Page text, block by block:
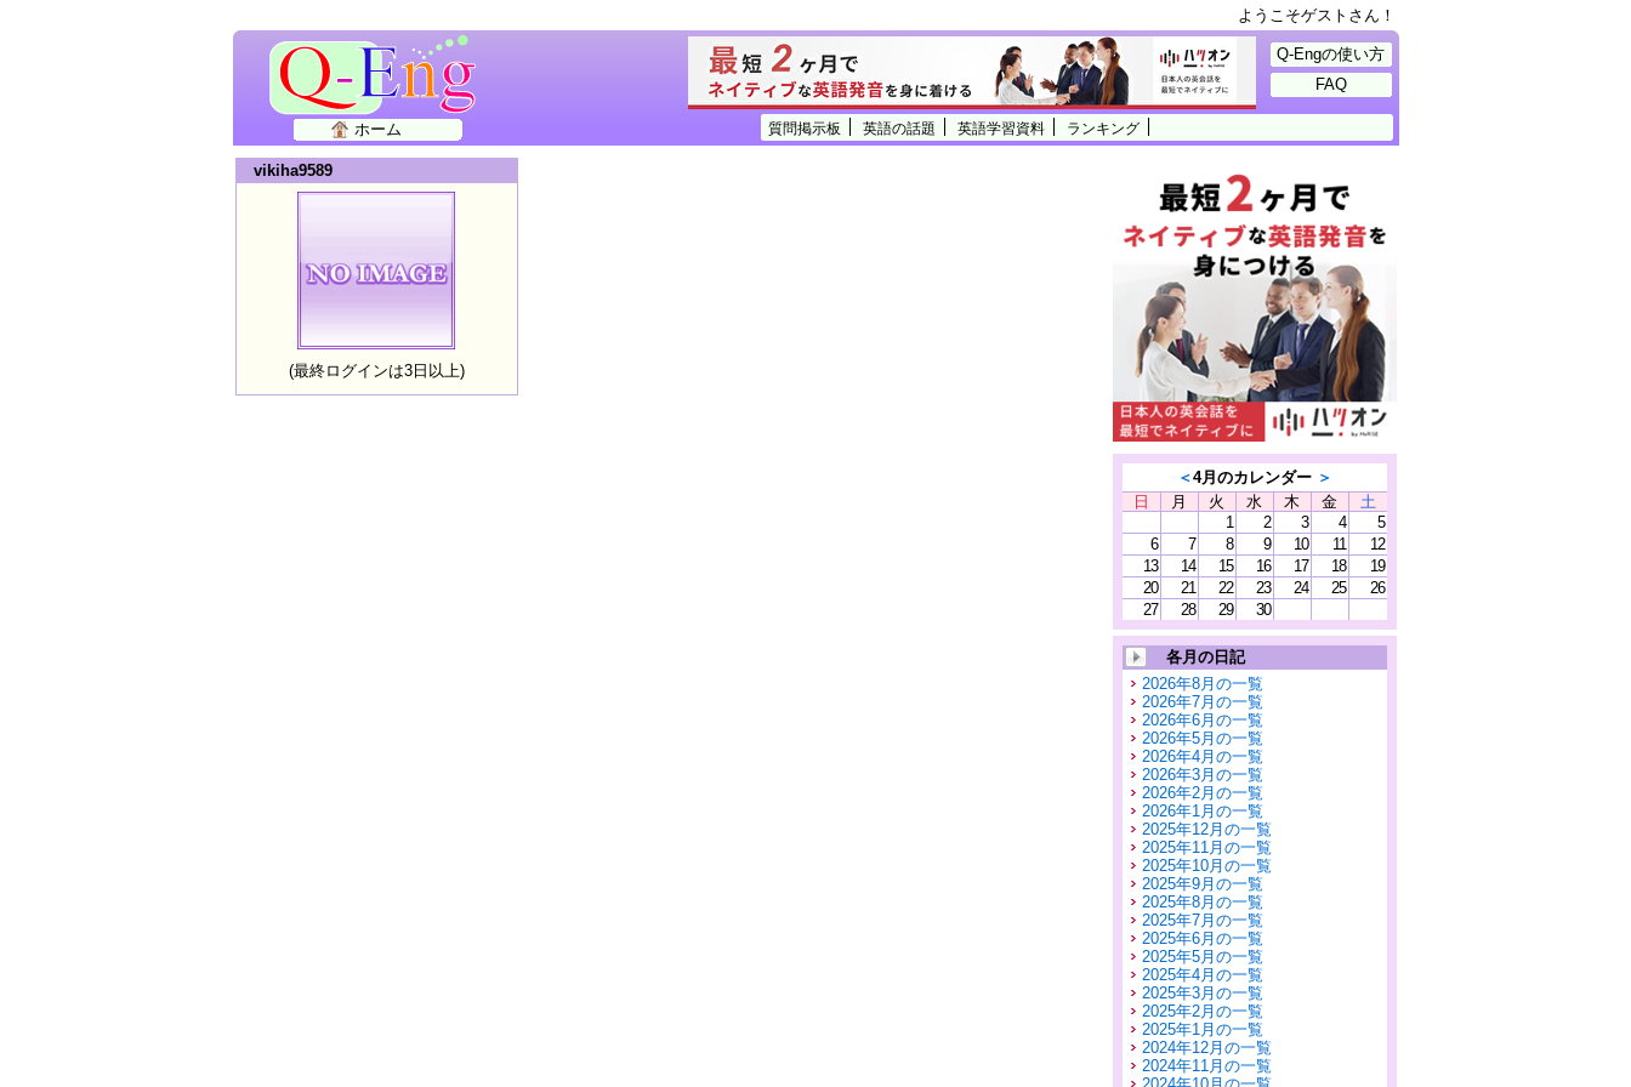
ようこそゲストさん！
質問掲示板 英語の話題 英語学習資料 ランキング
ホーム
Q-Engの使い方
FAQ
vikiha9589
(最終ログインは3日以上)
＜4月のカレンダー ＞
日
月 火 水 木 金
土
1
2 3 4
5
6
7 8 9 10 11
12
13
14 15 16 17 18
19
20
21 22 23 24 25
26
27
28 29 30
各月の日記
2026年8月の一覧
2026年7月の一覧
2026年6月の一覧
2026年5月の一覧
2026年4月の一覧
2026年3月の一覧
2026年2月の一覧
2026年1月の一覧
2025年12月の一覧
2025年11月の一覧
2025年10月の一覧
2025年9月の一覧
2025年8月の一覧
2025年7月の一覧
2025年6月の一覧
2025年5月の一覧
2025年4月の一覧
2025年3月の一覧
2025年2月の一覧
2025年1月の一覧
2024年12月の一覧
2024年11月の一覧